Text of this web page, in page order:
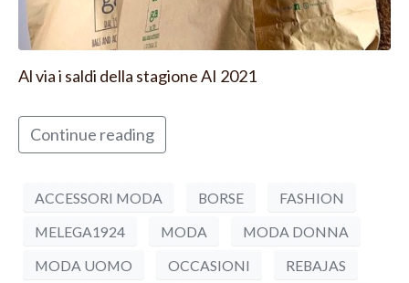
Al via i saldi della stagione AI 2021
Continue reading
ACCESSORI MODA BORSE
FASHION
MELEGA1924
MODA
MODA DONNA
MODA UOMO
OCCASIONI
REBAJAS